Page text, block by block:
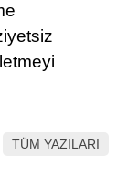
TÜM YAZILARI